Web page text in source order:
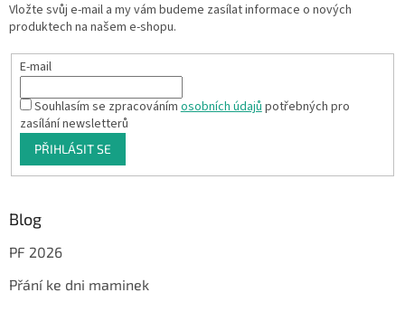
Vložte svůj e-mail a my vám budeme zasílat informace o nových
produktech na našem e-shopu.
E-mail
Souhlasím se zpracovánímosobních údajůpotřebných pro
zasílání newsletterů
PŘIHLÁSIT SE
Blog
PF 2026
Přání ke dni maminek